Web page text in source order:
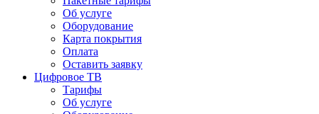
Об услуге
Оборудование
Карта покрытия
Оплата
Оставить заявку
Цифровое ТВ
Тарифы
Об услуге